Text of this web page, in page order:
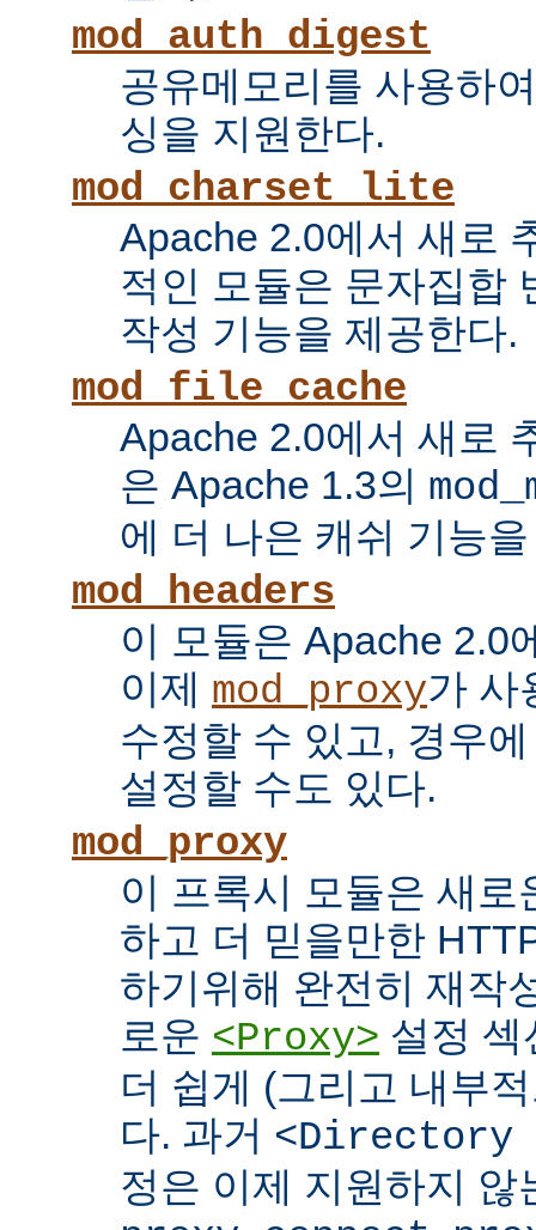
mod_auth_digest
공유메모리를 사용하
싱을 지원한다.
mod_charset_lite
Apache 2.0에서 새로
적인 모듈은 문자집합
작성 기능을 제공한다.
mod_file_cache
Apache 2.0에서 새로
은 Apache 1.3의
에 더 나은 캐쉬 기능
mod_headers
이 모듈은 Apache 2.0
이제 mod_proxy가 사
수정할 수 있고, 경우
설정할 수도 있다.
mod_proxy
이 프록시 모듈은 새
하고 더 믿을만한
하기위해 완전히 재작
로운 <Proxy> 설정 섹
더 쉽게 (그리고 내부
다. 과거
정은 이제 지원하지 않